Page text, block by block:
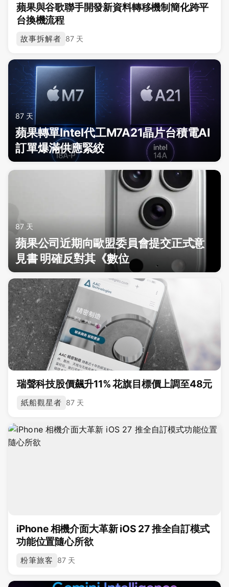
蘋果與谷歌聯手開發新資料轉移機制簡化跨平
台換機流程
故事拆解者 87 天
87 天
蘋果轉單Intel代工M7A21晶片台積電AI
訂單爆滿供應緊絞
87 天
蘋果公司近期向歐盟委員會提交正式意
見書 明確反對其《數位
瑞聲科技股價飆升11% 花旗目標價上調至48元
紙船觀星者 87 天
iPhone 相機介面大革新 iOS 27 推全自訂模式
功能位置隨心所欲
粉筆旅客 87 天